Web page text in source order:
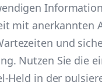
mit anerkannten
und
Nutzen Sie die
Held in der